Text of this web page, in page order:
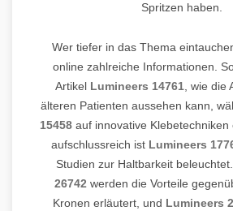
Spritzen haben.
Wer tiefer in das Thema
online zahlreiche Informationen.
Artikel Lumineers 14761, wie die
älteren Patienten aussehen kann,
15458 auf innovative
aufschlussreich ist Lumineers
Studien zur Haltbarkeit
26742werden die Vorteile
Kronen erläutert, und Lumineers